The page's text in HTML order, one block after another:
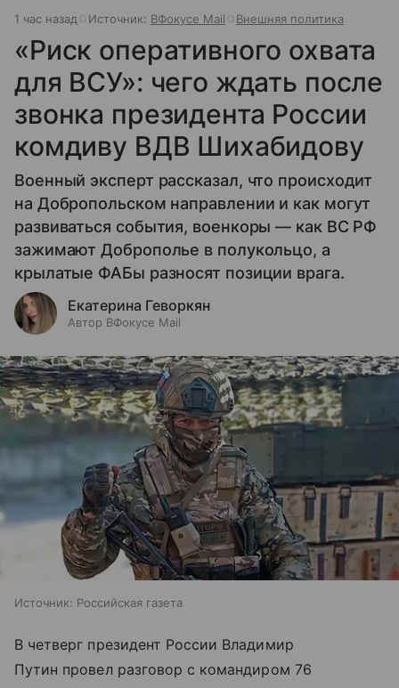
1 час назад Источник: ВФокусе Mail Внешняя политика
«Риск оперативного охвата
для ВСУ»: чего ждать после
звонка президента России
комдиву ВДВ Шихабидову
Военный эксперт рассказал, что происходит
на Добропольском направлении и как могут
развиваться события, военкоры — как ВС РФ
зажимают Доброполье в полукольцо, а
крылатые ФАБы разносят позиции врага.
Екатерина Геворкян
Автор ВФокусе Mail
Источник: Российская газета
В четверг президент России Владимир
Путин провел разговор с командиром 76